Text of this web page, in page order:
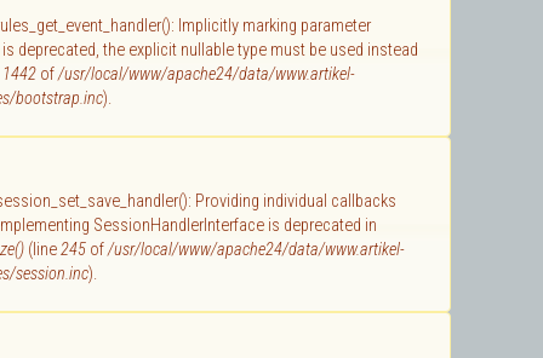
Implicitly marking parameter
deprecated, the explicit nullable type must be used instead
1442 of/usr/local/www/apache24/data/www.artikel-
bootstrap.inc).
Providing individual callbacks
SessionHandlerInterface is deprecated in
(line245 of/usr/local/www/apache24/data/www.artikel-
session.inc).